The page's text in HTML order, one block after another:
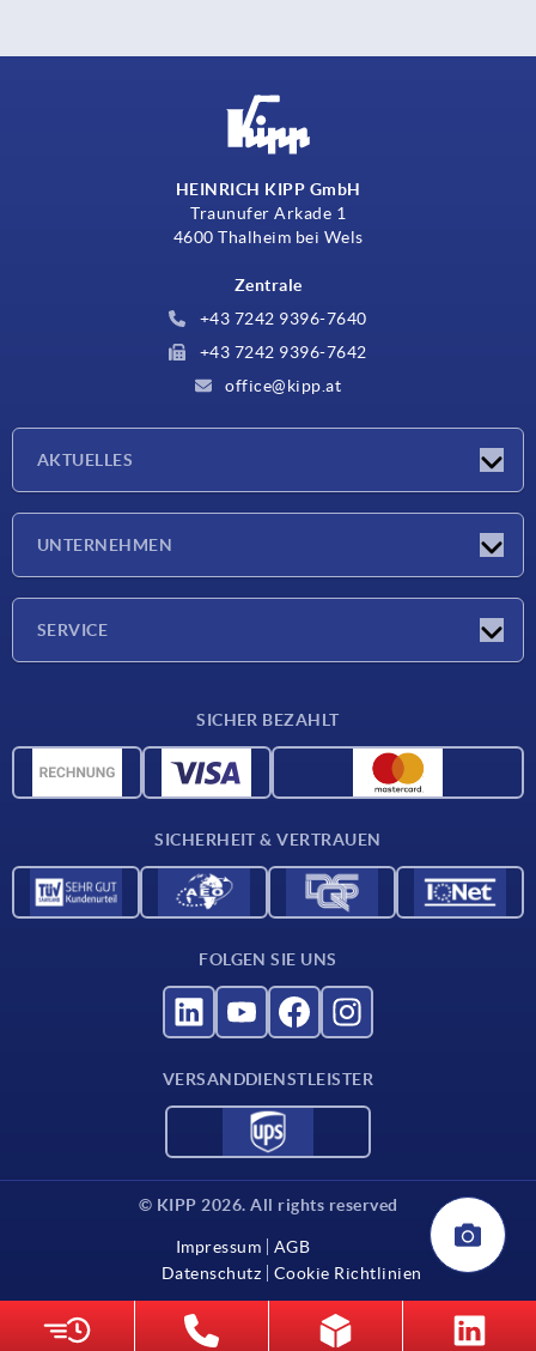
HEINRICH KIPP GmbH
Traunufer Arkade 1
4600 Thalheim bei Wels
Zentrale
+43 7242 9396-7640
+43 7242 9396-7642
office@kipp.at
AKTUELLES
UNTERNEHMEN
SERVICE
CAD-Daten
Für Lieferanten
SICHER BEZAHLT
SICHERHEIT & VERTRAUEN
FOLGEN SIE UNS
VERSANDDIENSTLEISTER
© KIPP 2026. All rights reserved
Impressum
AGB
Datenschutz
Cookie Richtlinien